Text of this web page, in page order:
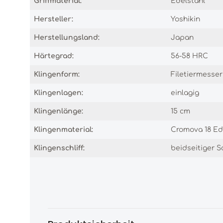
Hersteller: Yoshikin
Herstellungsland: Japan
Härtegrad: 56-58 HRC
Klingenform: Filetiermesser
Klingenlagen: einlagig
Klingenlänge: 15 cm
Klingenmaterial: Cromova 18
Klingenschliff: beidseitiger